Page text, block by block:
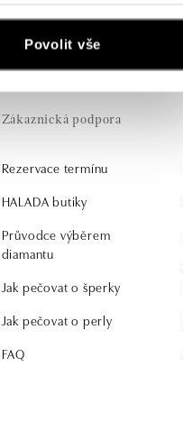
Povolit vše
Zákaznická podpora
Rezervace termínu
HALADA butiky
Průvodce výběrem
diamantu
Jak pečovat o šperky
Jak pečovat o perly
FAQ